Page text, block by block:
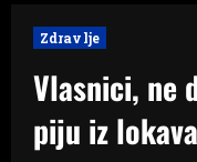
Zdravlje
Vlasnici, ne
piju iz lokava